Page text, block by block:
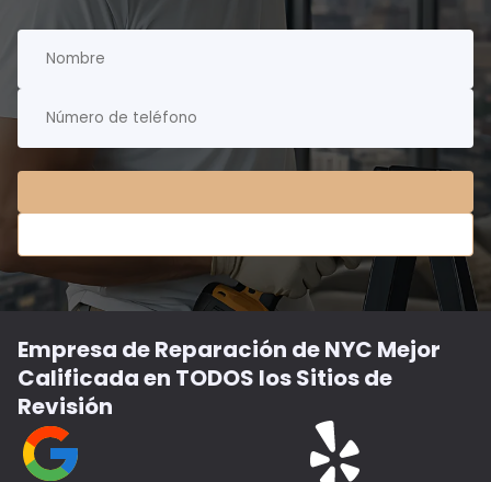
Empresa de Reparación de NYC Mejor
Calificada en TODOS los Sitios de
Revisión